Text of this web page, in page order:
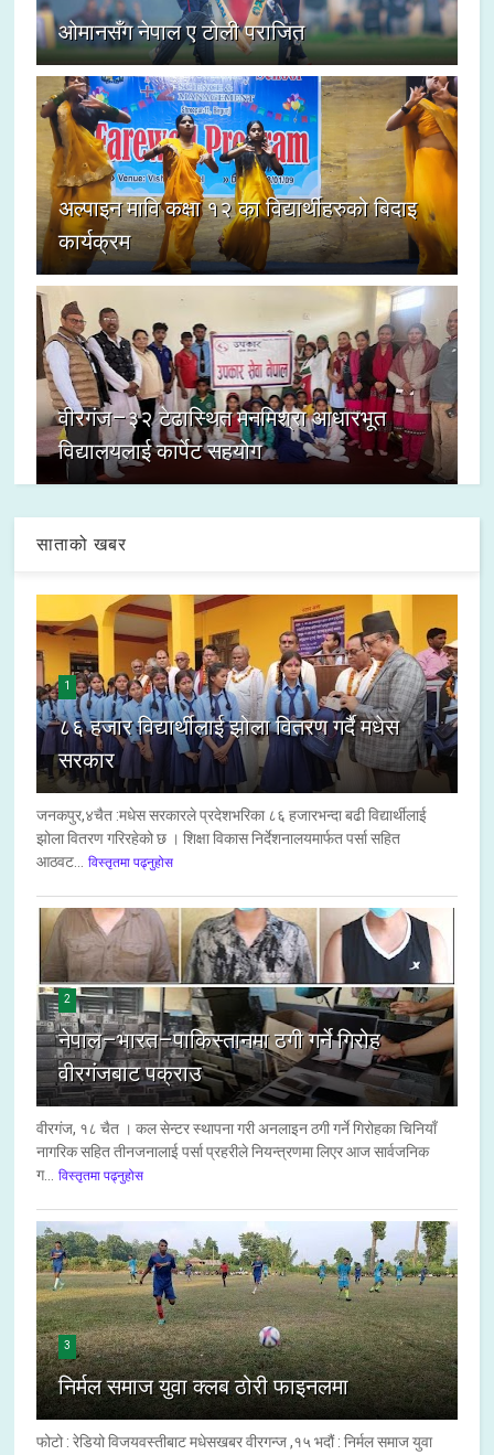
ओमानसँग नेपाल ए टोली पराजित
अल्पाइन मावि कक्षा १२ का विद्यार्थीहरुको बिदाइ
कार्यक्रम
वीरगंज–३२ टेढास्थित मनमिश्रा आधारभूत
विद्यालयलाई कार्पेट सहयोग
साताको खबर
1
८६ हजार विद्यार्थीलाई झोला वितरण गर्दै मधेस
सरकार
जनकपुर,४चैत :मधेस सरकारले प्रदेशभरिका ८६ हजारभन्दा बढी विद्यार्थीलाई
झोला वितरण गरिरहेको छ । शिक्षा विकास निर्देशनालयमार्फत पर्सा सहित
आठवट...
विस्तृतमा पढ्नुहोस
2
नेपाल–भारत–पाकिस्तानमा ठगी गर्ने गिरोह
वीरगंजबाट पक्राउ
वीरगंज, १८ चैत । कल सेन्टर स्थापना गरी अनलाइन ठगी गर्ने गिरोहका चिनियाँ
नागरिक सहित तीनजनालाई पर्सा प्रहरीले नियन्त्रणमा लिएर आज सार्वजनिक
ग...
विस्तृतमा पढ्नुहोस
3
निर्मल समाज युवा क्लब ठोरी फाइनलमा
फोटो : रेडियो विजयवस्तीबाट मधेसखबर वीरगन्ज ,१५ भदौं : निर्मल समाज युवा